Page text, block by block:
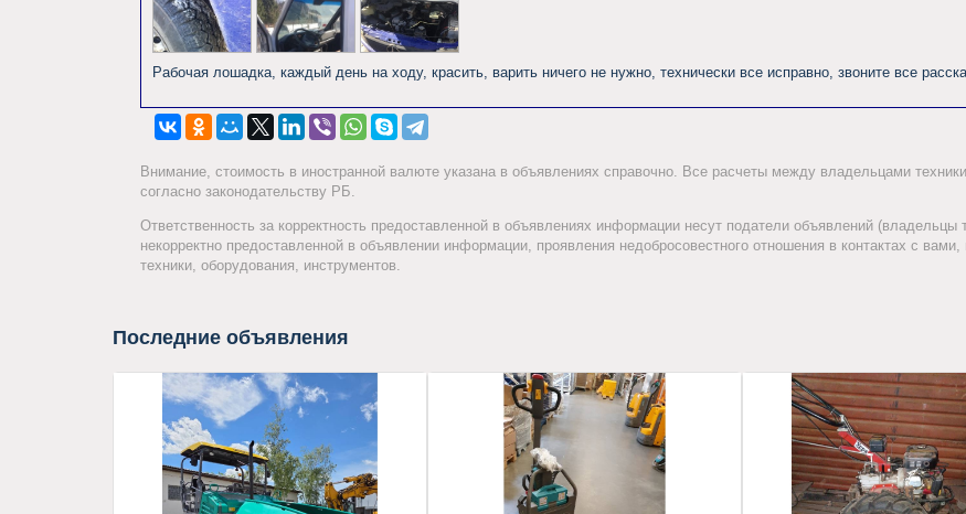
Рабочая лошадка, каждый день на ходу, красить, варить ничего не нужно, технически все исправно, звоните
Внимание, стоимость в иностранной валюте указана в объявлениях справочно. Все расчеты между владельцами
согласно законодательству РБ.
Ответственность за корректность предоставленной в объявлениях информации несут податели объявлений
некорректно предоставленной в объявлении информации, проявления недобросовестного отношения в контактах с
техники, оборудования, инструментов.
Последние объявления